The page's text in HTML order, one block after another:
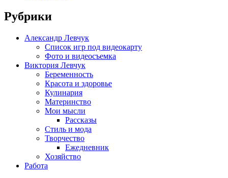
Рубрики
Александр Левчук
Список игр под видеокарту
Фото и видеосъемка
Виктория Левчук
Беременность
Красота и здоровье
Кулинария
Материнство
Мои мысли
Рассказы
Стиль и мода
Творчество
Ежедневник
Хозяйство
Работа